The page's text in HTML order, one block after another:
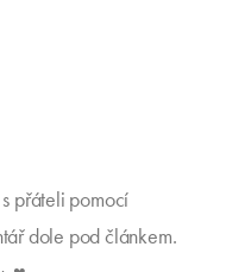
přáteli pomocí
dole pod článkem.